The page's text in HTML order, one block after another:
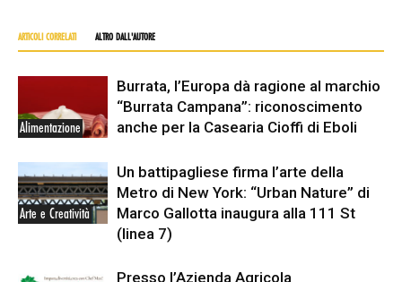
ARTICOLI CORRELATI ALTRO DALL'AUTORE
Alimentazione
Burrata, l’Europa dà ragione al marchio
“Burrata Campana”: riconoscimento
anche per la Casearia Cioffi di Eboli
Arte e Creatività
Un battipagliese firma l’arte della
Metro di New York: “Urban Nature” di
Marco Gallotta inaugura alla 111 St
(linea 7)
Presso l’Azienda Agricola